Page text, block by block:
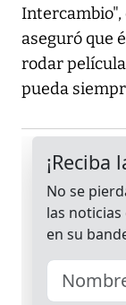
aseguró que
rodar
pueda